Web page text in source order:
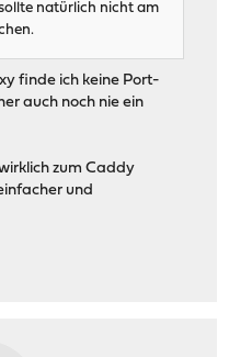
natürlich nicht am
finde ich keine Port-
auch noch nie ein
zum Caddy
und